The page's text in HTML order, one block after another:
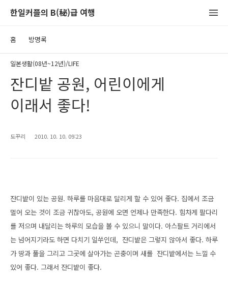
한일커플의 B(秘)급 여행
홈 방명록
일본생활(08년~12년)/LIFE
잔디밭 공원, 어린이에게
이래서 좋다!
도꾸리 2010. 10. 10. 09:23
잔디밭이 있는 공원. 하루를 마음대로 달리게 할 수 있어 좋다. 집에서 조금
멀어 오는 것이 조금 귀찮아도, 공원에 오면 언제나 만족한다. 힘차게 팔다리
를 저으며 내달리는 하루의 모습을 볼 수 있으니 말이다. 아스팔트 거리에서
는 넘어지기라도 하면 다치기 일쑤인데, 잔디밭은 그렇지 않아서 좋다. 하루
가 땅과 풀을 그리고 그곳에 살아가는 곤충이며 새를 잔디밭에서는 느낄 수
있어 좋다. 그래서 잔디밭이 좋다.